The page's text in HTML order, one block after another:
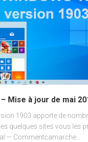
Mise à jour de mai
1903 apporte de
quelques sites vous les
— Commentcamarche...